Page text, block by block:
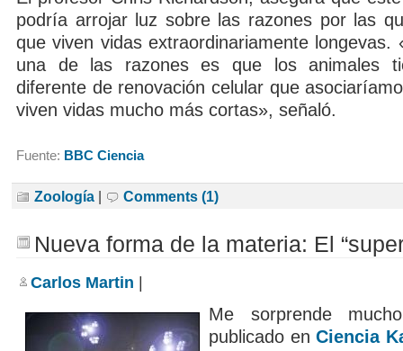
podría arrojar luz sobre las razones por las
que viven vidas extraordinariamente longevas.
una de las razones es que los animales
diferente de renovación celular que
viven vidas mucho más cortas», señaló.
Fuente: BBC Ciencia
Zoología | Comments (1)
Nueva forma de la materia: El
Carlos Martin
Me sorprende
publicado enCiencia